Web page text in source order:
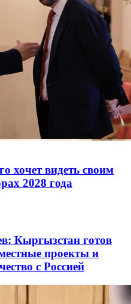
хочет видеть своим
2028 года
Кыргызстан готов
проекты и
с Россией